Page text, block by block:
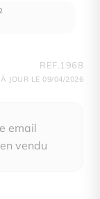
2
REF.1968
À JOUR LE 09/04/2026
email
vendu